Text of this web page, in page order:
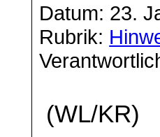
Datum: 23.
Rubrik:
(WL/KR)